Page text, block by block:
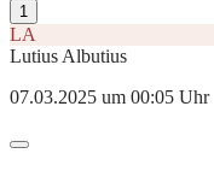
1
LA
Lutius Albutius
07.03.2025 um 00:05 Uhr